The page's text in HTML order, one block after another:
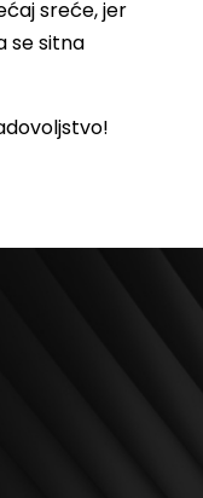
sreće, jer
se sitna